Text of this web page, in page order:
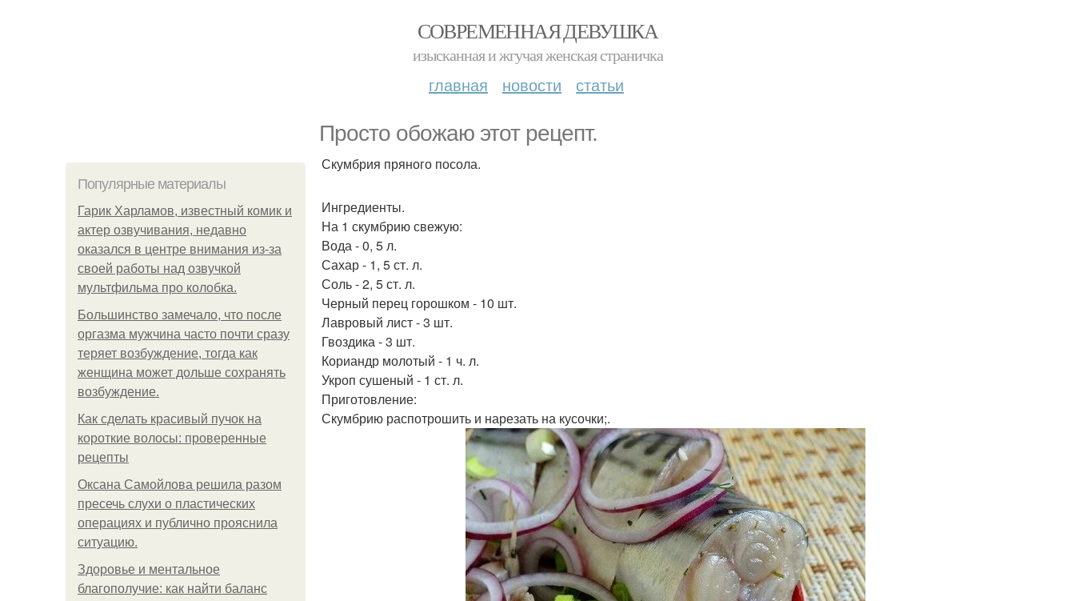
СОВРЕМЕННАЯ ДЕВУШКА
изысканная и жгучая женская страничка
главная новости статьи
Просто обожаю этот рецепт.
Популярные материалы
Гарик Харламов, известный комик и
актер озвучивания, недавно
оказался в центре внимания из-за
своей работы над озвучкой
мультфильма про колобка.
Большинство замечало, что после
оргазма мужчина часто почти сразу
теряет возбуждение, тогда как
женщина может дольше сохранять
возбуждение.
Как сделать красивый пучок на
короткие волосы: проверенные
рецепты
Оксана Самойлова решила разом
пресечь слухи о пластических
операциях и публично прояснила
ситуацию.
Здоровье и ментальное
благополучие: как найти баланс
Скумбрия пряного посола.
Ингредиенты.
На 1 скумбрию свежую:
Вода - 0, 5 л.
Сахар - 1, 5 ст. л.
Соль - 2, 5 ст. л.
Черный перец горошком - 10 шт.
Лавровый лист - 3 шт.
Гвоздика - 3 шт.
Кориандр молотый - 1 ч. л.
Укроп сушеный - 1 ст. л.
Приготовление:
Скумбрию распотрошить и нарезать на кусочки;.